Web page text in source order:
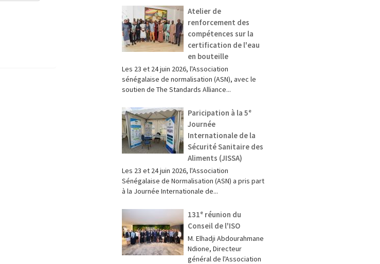
Atelier de
renforcement des
compétences sur la
certification de l'eau
en bouteille
Les 23 et 24 juin 2026, l'Association
sénégalaise de normalisation (ASN), avec le
soutien de The Standards Alliance...
Paricipation à la 5ᵉ
Journée
Internationale de la
Sécurité Sanitaire des
Aliments (JISSA)
‎Les 23 et 24 juin 2026, l'Association
Sénégalaise de Normalisation (ASN) a pris part
à la Journée Internationale de...
131ᵉ réunion du
Conseil de l'ISO
M. Elhadji Abdourahmane
Ndione, Directeur
général de l'Association